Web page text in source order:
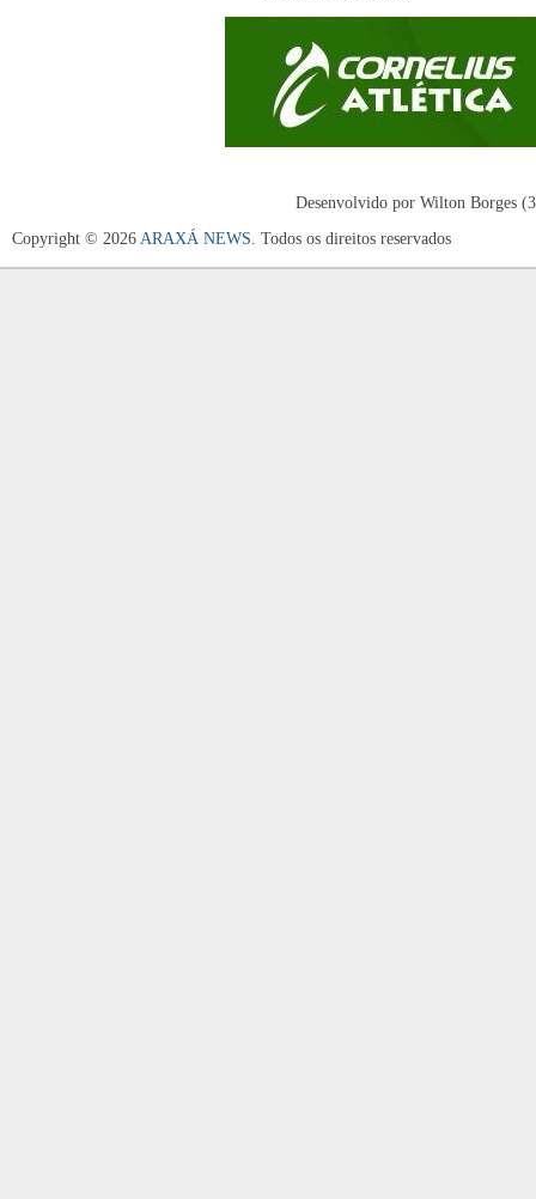
Desenvolvido por Wilton Borges
Copyright © 2026 ARAXÁ NEWS . Todos os direitos reservados